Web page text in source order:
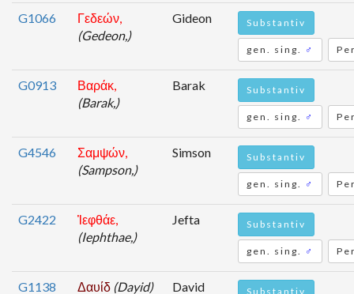
G1066
Γεδεών,
(Gedeon,)
Gideon Substantiv
gen. sing. ♂
G0913
Βαράκ,
(Barak,)
Barak Substantiv
gen. sing. ♂
G4546
Σαμψών,
(Sampson,)
Simson Substantiv
gen. sing. ♂
G2422
Ἰεφθάε,
(Iephthae,)
Jefta Substantiv
gen. sing. ♂
G1138 Δαυίδ (Dayid) David Substantiv